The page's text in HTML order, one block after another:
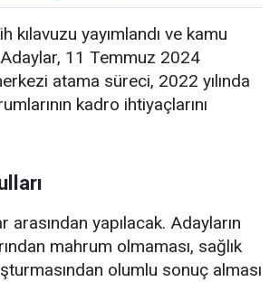
yayımlandı ve kamu
Adaylar, 11 Temmuz 2024
atama süreci, 2022 yılında
kadro ihtiyaçlarını
yapılacak. Adayların
mahrum olmaması, sağlık
olumlu sonuç alması